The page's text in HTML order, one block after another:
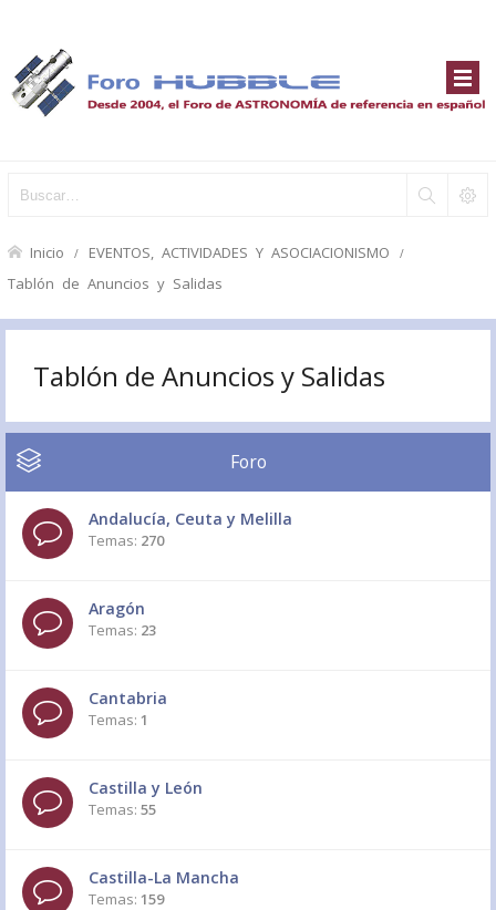
Inicio EVENTOS, ACTIVIDADES Y ASOCIACIONISMO
Tablón de Anuncios y Salidas
Tablón de Anuncios y Salidas
Foro
Andalucía, Ceuta y Melilla
Temas: 270
Aragón
Temas: 23
Cantabria
Temas: 1
Castilla y León
Temas: 55
Castilla-La Mancha
Temas: 159